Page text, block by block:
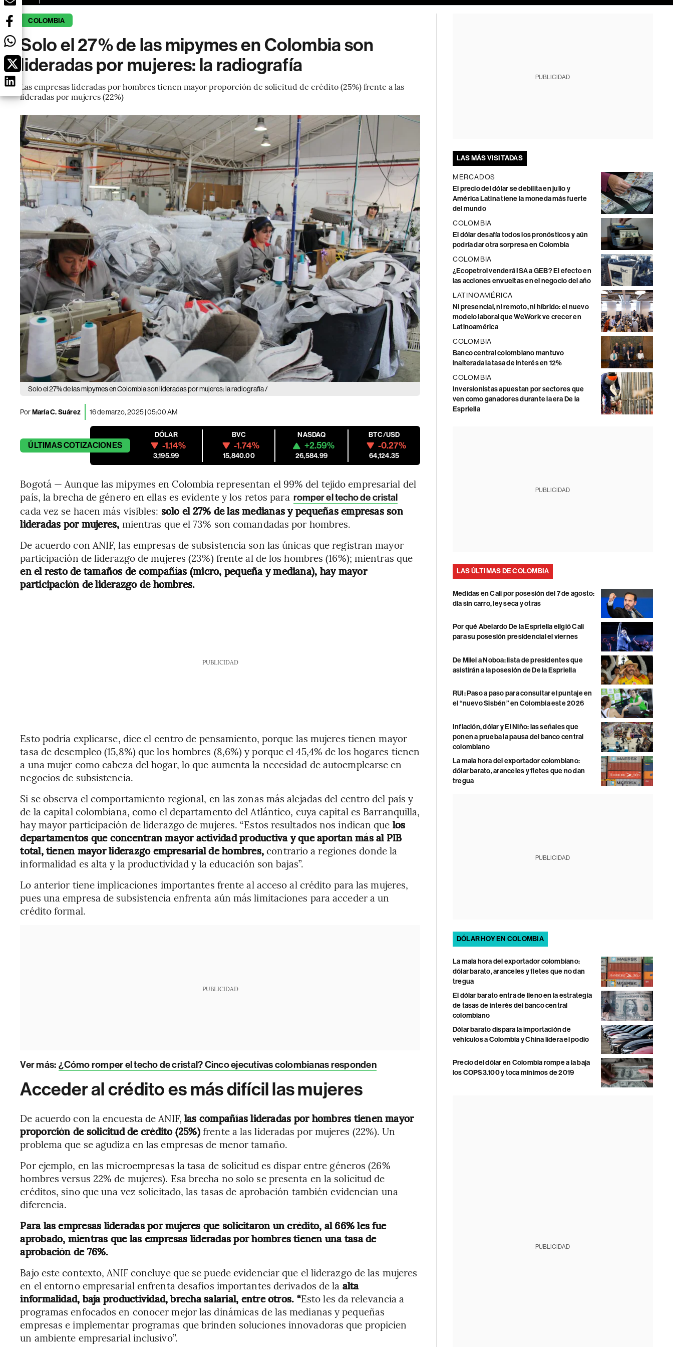
COLOMBIA
Solo el 27% de las mipymes en Colombia son
lideradas por mujeres: la radiografía
Las empresas lideradas por hombres tienen mayor proporción de solicitud de crédito (25%) frente a las
lideradas por mujeres (22%)
Solo el 27% de las mipymes en Colombia son lideradas por mujeres: la radiografía /
PorMaría C. Suárez 16 de marzo, 2025 | 05:00 AM
ÚLTIMASCOTIZACIONES
DÓLAR
-1.14%
3,195.99
BVC
-1.74%
15,840.00
NASDAQ
+2.59%
26,584.99
BTC/USD
-0.27%
64,124.35
Bogotá — Aunque las mipymes en Colombia representan el 99% del tejido empresarial del
país, la brecha de género en ellas es evidente y los retos para romper el techo de cristal
cada vez se hacen más visibles: solo el 27% de las medianas y pequeñas empresas son
lideradas por mujeres, mientras que el 73% son comandadas por hombres.
De acuerdo con ANIF, las empresas de subsistencia son las únicas que registran mayor
participación de liderazgo de mujeres (23%) frente al de los hombres (16%); mientras que
en el resto de tamaños de compañías (micro, pequeña y mediana), hay mayor
participación de liderazgo de hombres.
PUBLICIDAD
Esto podría explicarse, dice el centro de pensamiento, porque las mujeres tienen mayor
tasa de desempleo (15,8%) que los hombres (8,6%) y porque el 45,4% de los hogares tienen
a una mujer como cabeza del hogar, lo que aumenta la necesidad de autoemplearse en
negocios de subsistencia.
Si se observa el comportamiento regional, en las zonas más alejadas del centro del país y
de la capital colombiana, como el departamento del Atlántico, cuya capital es Barranquilla,
hay mayor participación de liderazgo de mujeres. “Estos resultados nos indican que los
departamentos que concentran mayor actividad productiva y que aportan más al PIB
total, tienen mayor liderazgo empresarial de hombres,contrario a regiones donde la
informalidad es alta y la productividad y la educación son bajas”.
Lo anterior tiene implicaciones importantes frente al acceso al crédito para las mujeres,
pues una empresa de subsistencia enfrenta aún más limitaciones para acceder a un
crédito formal.
PUBLICIDAD
Ver más: ¿Cómo romper el techo de cristal? Cinco ejecutivas colombianas responden
Acceder al crédito es más difícil las mujeres
De acuerdo con la encuesta de ANIF, las compañías lideradas por hombres tienen mayor
proporción de solicitud de crédito (25%)frente a las lideradas por mujeres (22%). Un
problema que se agudiza en las empresas de menor tamaño.
Por ejemplo, en las microempresas la tasa de solicitud es dispar entre géneros (26%
hombres versus 22% de mujeres). Esa brecha no solo se presenta en la solicitud de
créditos, sino que una vez solicitado, las tasas de aprobación también evidencian una
diferencia.
Para las empresas lideradas por mujeres que solicitaron un crédito, al 66% les fue
aprobado, mientras que las empresas lideradas por hombres tienen una tasa de
aprobación de 76%.
Bajo este contexto, ANIF concluye que se puede evidenciar que el liderazgo de las mujeres
en el entorno empresarial enfrenta desafíos importantes derivados de la alta
informalidad, baja productividad, brecha salarial, entre otros. “Esto les da relevancia a
programas enfocados en conocer mejor las dinámicas de las medianas y pequeñas
empresas e implementar programas que brinden soluciones innovadoras que propicien
un ambiente empresarial inclusivo”.
PUBLICIDAD
LAS MÁS VISITADAS
MERCADOS
El precio del dólar se debilita en julio y
América Latina tiene la moneda más fuerte
del mundo
COLOMBIA
El dólar desafía todos los pronósticos y aún
podría dar otra sorpresa en Colombia
COLOMBIA
¿Ecopetrol venderá ISA a GEB? El efecto en
las acciones envueltas en el negocio del año
LATINOAMÉRICA
Ni presencial, ni remoto, ni híbrido: el nuevo
modelo laboral que WeWork ve crecer en
Latinoamérica
COLOMBIA
Banco central colombiano mantuvo
inalterada la tasa de interés en 12%
COLOMBIA
Inversionistas apuestan por sectores que
ven como ganadores durante la era De la
Espriella
PUBLICIDAD
LAS ÚLTIMAS DE COLOMBIA
Medidas en Cali por posesión del 7 de agosto:
día sin carro, ley seca y otras
Por qué Abelardo De la Espriella eligió Cali
para su posesión presidencial el viernes
De Milei a Noboa: lista de presidentes que
asistirán a la posesión de De la Espriella
RUI: Paso a paso para consultar el puntaje en
el “nuevo Sisbén” en Colombia este 2026
Inflación, dólar y El Niño: las señales que
ponen a prueba la pausa del banco central
colombiano
La mala hora del exportador colombiano:
dólar barato, aranceles y fletes que no dan
tregua
PUBLICIDAD
DÓLAR HOY EN COLOMBIA
La mala hora del exportador colombiano:
dólar barato, aranceles y fletes que no dan
tregua
El dólar barato entra de lleno en la estrategia
de tasas de interés del banco central
colombiano
Dólar barato dispara la importación de
vehículos a Colombia y China lidera el podio
Precio del dólar en Colombia rompe a la baja
los COP$3.100 y toca mínimos de 2019
PUBLICIDAD